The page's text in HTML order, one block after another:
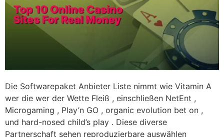
Die Softwarepaket Anbieter Liste nimmt wie Vitamin A
wer die wer der Wette Fleiß , einschließen NetEnt ,
Microgaming , Play’n GO , organic evolution bet on ,
und hard-nosed child’s play . Diese diverse
Partnerschaft sehen reproduzierbare auswählen